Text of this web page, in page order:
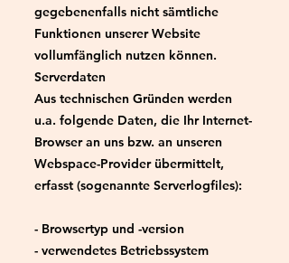
gegebenenfalls nicht sämtliche
Funktionen unserer Website
vollumfänglich nutzen können.
Serverdaten
Aus technischen Gründen werden
u.a. folgende Daten, die Ihr Internet-
Browser an uns bzw. an unseren
Webspace-Provider übermittelt,
erfasst (sogenannte Serverlogfiles):
- Browsertyp und -version
- verwendetes Betriebssystem